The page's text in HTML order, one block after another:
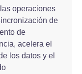
operaciones
de
de
acelera el
los datos y el